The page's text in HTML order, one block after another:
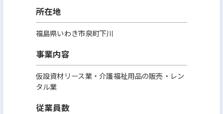
所在地
福島県いわき市泉町下川
事業内容
仮設資材リース業・介護福祉用品の販売・レン
タル業
従業員数